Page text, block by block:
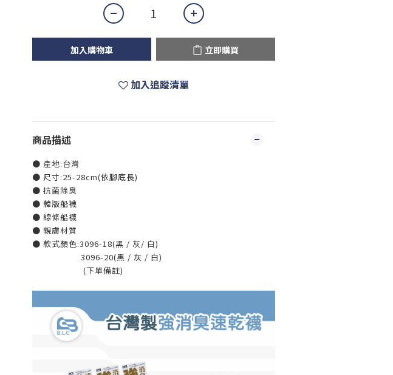
加入購物車 立即購買
加入追蹤清單
商品描述
● 產地:台灣
● 尺寸:25-28cm(依腳底長)
● 抗菌除臭
● 韓版船襪
● 線條船襪
● 親膚材質
● 款式顏色:3096-18(黑 / 灰/ 白)
3096-20(黑 / 灰 / 白)
(下單備註)